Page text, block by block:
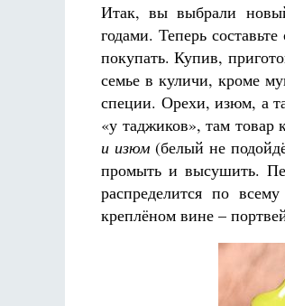
Итак, вы выбрали
годами. Теперь
покупать. Купив,
семье в куличи, кроме
специи. Орехи, изюм, а
«у таджиков», там товар
и изюм (белый не
промыть и высушить.
распределится по
креплёном вине –